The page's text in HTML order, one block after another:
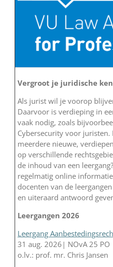
Vergroot je juridische
Als jurist wil je voorop
Daarvoor is verdieping in
vaak nodig, zoals
Cybersecurity voor
meerdere nieuwe,
op verschillende
de inhoud van een
regelmatig online
docenten van de
en uiteraard antwoord
Leergangen 2026
Leergang
31 aug. 2026| NOvA 25 PO
o.lv.: prof. mr. Chris Jansen